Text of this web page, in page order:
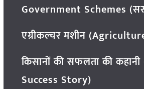
Government Schemes
एग्रीकल्चर मशीन
किसानों की सफलता की
Success Story)